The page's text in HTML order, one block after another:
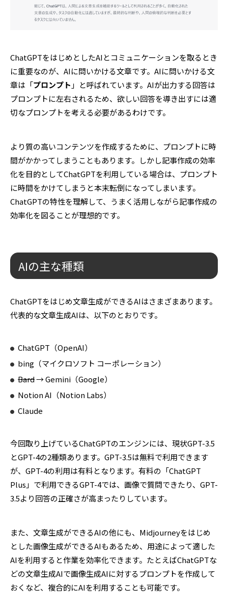
ChatGPTをはじめとしたAIとコミュニケーションを取るとき
に重要なのが、AIに問いかける文章です。AIに問いかける文
章は「プロンプト 」と呼ばれています。AIが出力する回答は
プロンプトに左右されるため、欲しい回答を導き出すには適
切なプロンプトを考える必要があるわけです。
より質の高いコンテンツを作成するために、プロンプトに時
間がかかってしまうこともあります。しかし記事作成の効率
化を目的としてChatGPTを利用している場合は、プロンプト
に時間をかけてしまうと本末転倒になってしまいます。
ChatGPTの特性を理解して、うまく活用しながら記事作成の
効率化を図ることが理想的です。
AIの主な種類
ChatGPTをはじめ文章生成ができるAIはさまざまあります。
代表的な文章生成AIは、以下のとおりです。
ChatGPT（OpenAI）
bing（マイクロソフト コーポレーション）
Bard→ Gemini（Google）
Notion AI（Notion Labs）
Claude
今回取り上げているChatGPTのエンジンには、現状GPT-3.5
とGPT-4の2種類あります。GPT-3.5は無料で利用できます
が、GPT-4の利用は有料となります。有料の「ChatGPT
Plus」で利用できるGPT-4では、画像で質問できたり、GPT-
3.5より回答の正確さが高まったりしています。
また、文章生成ができるAIの他にも、Midjourneyをはじめ
とした画像生成ができるAIもあるため、用途によって適した
AIを利用すると作業を効率化できます。たとえばChatGPTな
どの文章生成AIで画像生成AIに対するプロンプトを作成して
おくなど、複合的にAIを利用することも可能です。